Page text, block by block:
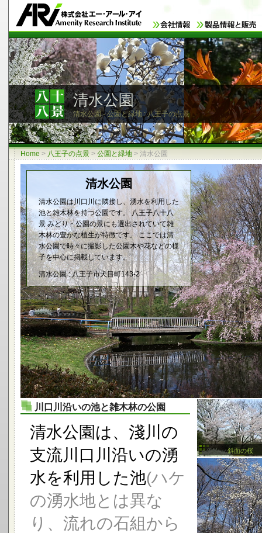
清水公園
清水公園 - 公園と緑地 : 八王子の点景
Home > 八王子の点景 > 公園と緑地 > 清水公園
清水公園
清水公園は川口川に隣接し、湧水を利用した
池と雑木林を持つ公園です。 八王子八十八
景 みどり・公園の景にも選出されていて雑
木林の豊かな植生が特徴です。 ここでは清
水公園で時々に撮影した公園木や花などの様
子を中心に掲載しています。
清水公園 : 八王子市犬目町143-2
川口川沿いの池と雑木林の公園
清水公園は、淺川の
支流川口川沿いの湧
水を利用した池(ハケ
の湧水地とは異な
り、流れの石組から
斜面の桜